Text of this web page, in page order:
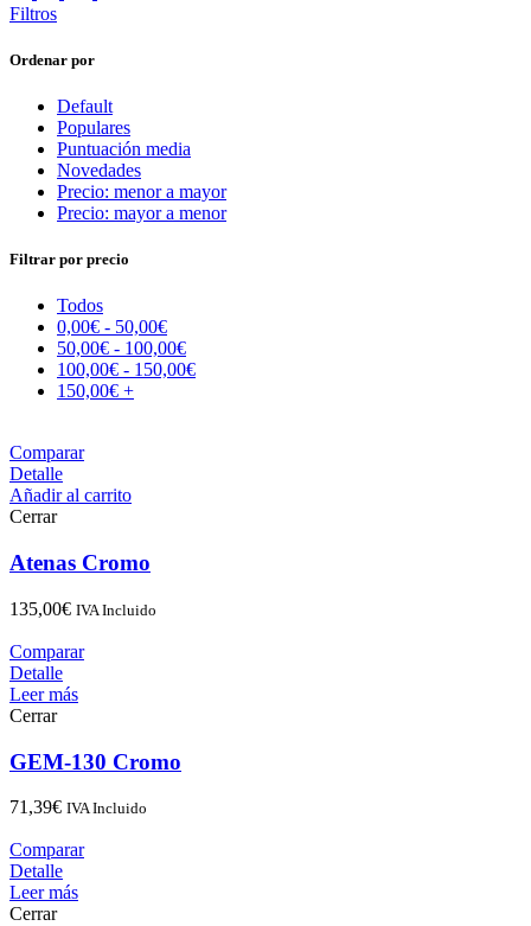
Filtros
Ordenar por
Default
Populares
Puntuación media
Novedades
Precio: menor a mayor
Precio: mayor a menor
Filtrar por precio
Todos
0,00€ - 50,00€
50,00€ - 100,00€
100,00€ - 150,00€
150,00€ +
Comparar
Detalle
Añadir al carrito
Cerrar
Atenas Cromo
135,00€ IVA Incluido
Comparar
Detalle
Leer más
Cerrar
GEM-130 Cromo
71,39€ IVA Incluido
Comparar
Detalle
Leer más
Cerrar